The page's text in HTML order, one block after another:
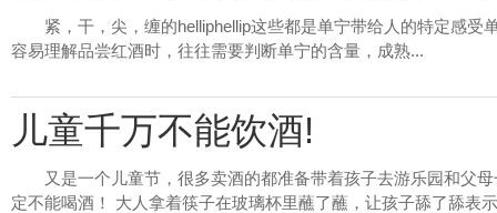
紧，干，尖，缠的helliphellip这些都是单宁带给人的特定感
容易理解品尝红酒时，往往需要判断单宁的含量，成熟...
儿童千万不能饮酒!
又是一个儿童节，很多卖酒的都准备带着孩子去游乐园和父
定不能喝酒！ 大人拿着筷子在玻璃杯里蘸了蘸，让孩子舔了舔表